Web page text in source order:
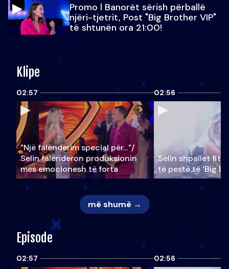
Promo l Banorët sërish përballë
njëri-tjetrit, Post "Big Brother VIP"
të shtunën ora 21:00!
Klipe
02:57
"Një falenderim special për…"/
Selin falënderon produksionin
mes emocionesh të forta
02:56
Selin shpallet
të pestë të ‘Big
më shumë →
Episode
02:57 02:56